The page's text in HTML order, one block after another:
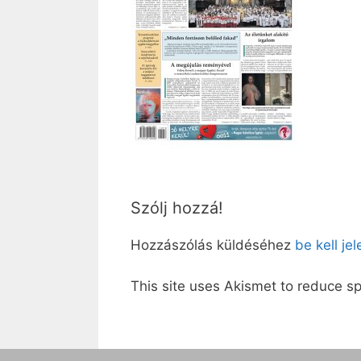
Szólj hozzá!
Hozzászólás küldéséhez be kell
This site uses Akismet to reduce